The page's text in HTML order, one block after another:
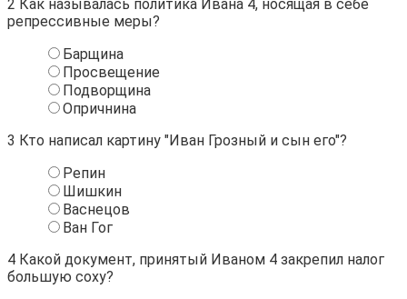
2 Как называлась политика Ивана 4, носящая в себе
репрессивные меры?
Барщина
Просвещение
Подворщина
Опричнина
3 Кто написал картину "Иван Грозный и сын его"?
Репин
Шишкин
Васнецов
Ван Гог
4 Какой документ, принятый Иваном 4 закрепил налог
большую соху?